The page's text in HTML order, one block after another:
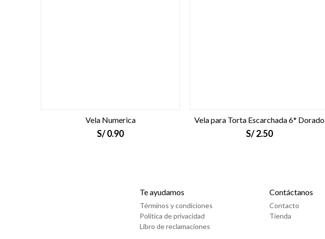
Vela Numerica
S/0.90
Vela para Torta Escarchada 6* Dorado
S/2.50
Te ayudamos
Términos y condiciones
Política de privacidad
Libro de reclamaciones
Contáctanos
Contacto
Tienda